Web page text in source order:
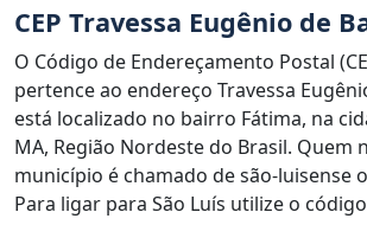
CEP Travessa Eugênio de
O Código de Endereçamento Postal
pertence ao endereço Travessa
está localizado no bairro Fátima, na
MA, Região Nordeste do Brasil. Quem
município é chamado de são-luisense
Para ligar para São Luís utilize o